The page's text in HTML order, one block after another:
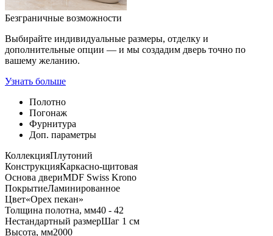
Безграничные возможности
Выбирайте индивидуальные размеры, отделку и
дополнительные опции — и мы создадим дверь точно по
вашему желанию.
Узнать больше
Полотно
Погонаж
Фурнитура
Доп. параметры
КоллекцияПлутоний
КонструкцияКаркасно-щитовая
Основа двериMDF Swiss Krono
ПокрытиеЛаминированное
Цвет«Орех пекан»
Толщина полотна, мм40 - 42
Нестандартный размерШаг 1 см
Высота, мм2000